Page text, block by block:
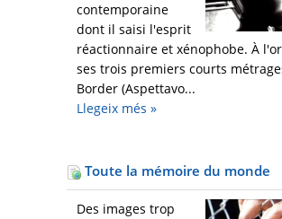
contemporaine
dont il saisi l'esprit
réactionnaire et xénophobe. À
ses trois premiers courts
Border (Aspettavo...
Llegeix més »
Toute la mémoire du monde
Des images trop